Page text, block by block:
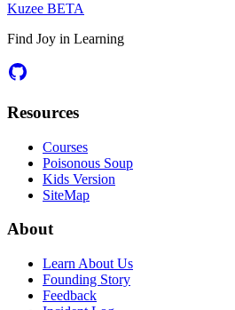
Kuzee BETA
Find Joy in Learning
Resources
Courses
Poisonous Soup
Kids Version
SiteMap
About
Learn About Us
Founding Story
Feedback